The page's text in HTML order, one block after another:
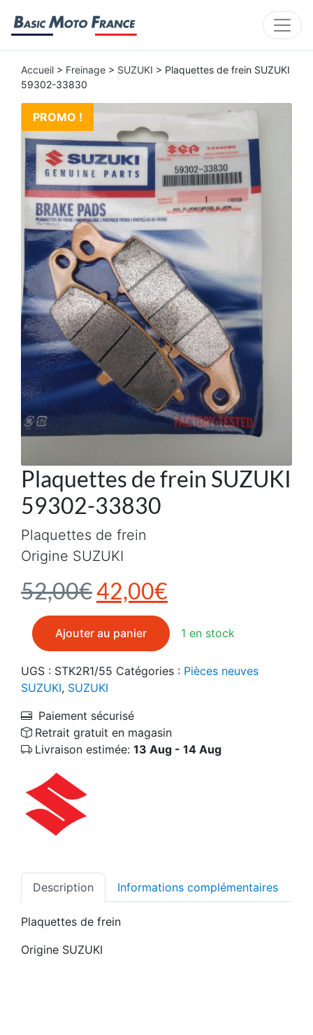
Accueil > Freinage > SUZUKI > Plaquettes de frein SUZUKI
59302-33830
PROMO !
Plaquettes de frein SUZUKI
59302-33830
52,00€Le prix initial était :
42,00€
Plaquettes de frein
Origine SUZUKI
1 en stock
quantité de Plaquettes de frein SUZUKI 59302-33830
Ajouter au panier
UGS : STK2R1/55 Catégories : Pièces neuves
SUZUKI, SUZUKI
Paiement sécurisé
Retrait gratuit en magasin
Livraison estimée: 13 Aug - 14 Aug
Description Informations complémentaires
Plaquettes de frein
Origine SUZUKI